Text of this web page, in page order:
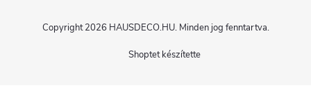
Shoptet készítette
Copyright 2026 HAUSDECO.HU. Minden jog fenntartva.